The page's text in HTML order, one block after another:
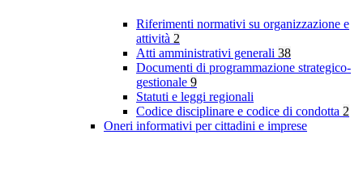
Riferimenti normativi su organizzazione e
attività 2
Atti amministrativi generali 38
Documenti di programmazione strategico-
gestionale 9
Statuti e leggi regionali
Codice disciplinare e codice di condotta 2
Oneri informativi per cittadini e imprese